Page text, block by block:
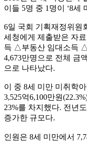
이들 5명 중 1 명이 ‘8세
6일 국회 기획재정위원
세청에게 제출받은 자
득 △부동산 임대소득 △
4,673만명으로 전체 금
으로 나타났다.
이 중 8세 미만 미취학
3,525억6,100만원
23%를 차지했다. 전년
증가한 규모다.
인원은 8세 미만에서